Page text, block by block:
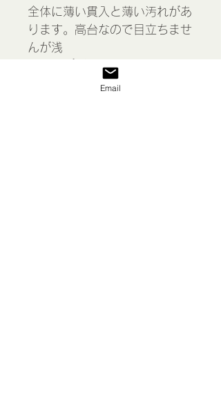
全体に薄い貫入と薄い汚れがあ
ります。高台なので目立ちませ
んが浅
いチップが2個、縁にごく小さ
いチップがあります。
Email